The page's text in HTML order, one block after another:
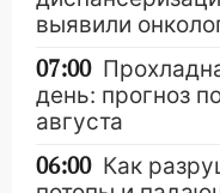
выявили
07:00
день: прогноз
августа
06:00 Как